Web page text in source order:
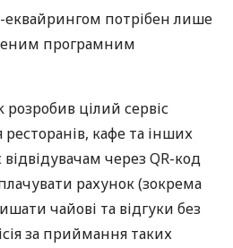
еквайрингом потрібен лише
програмним
цілий сервіс
кафе та інших
через QR-код
рахунок (зокрема
чайові та відгуки без
за приймання таких